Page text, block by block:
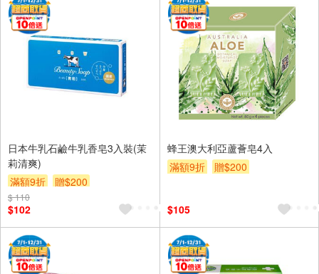
日本牛乳石鹼牛乳香皂3入裝(茉
莉清爽)
滿額9折
贈$200
$ 110
$102
蜂王澳大利亞蘆薈皂4入
滿額9折
贈$200
$105